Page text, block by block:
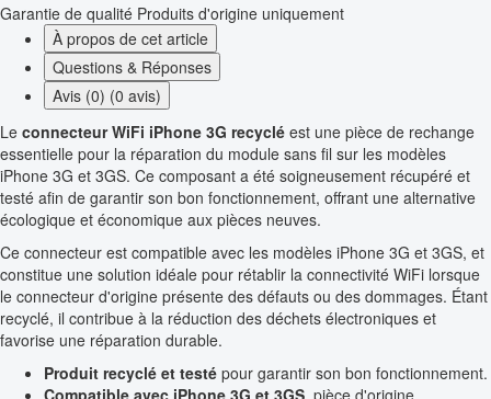
Garantie de qualité Produits d'origine uniquement
À propos de cet article
Questions & Réponses
Avis (0) (0 avis)
Le connecteur WiFi iPhone 3G recyclé est une pièce de rechange
essentielle pour la réparation du module sans fil sur les modèles
iPhone 3G et 3GS. Ce composant a été soigneusement récupéré et
testé afin de garantir son bon fonctionnement, offrant une alternative
écologique et économique aux pièces neuves.
Ce connecteur est compatible avec les modèles iPhone 3G et 3GS, et
constitue une solution idéale pour rétablir la connectivité WiFi lorsque
le connecteur d'origine présente des défauts ou des dommages. Étant
recyclé, il contribue à la réduction des déchets électroniques et
favorise une réparation durable.
Produit recyclé et testé pour garantir son bon fonctionnement.
Compatible avec iPhone 3G et 3GS , pièce d'origine